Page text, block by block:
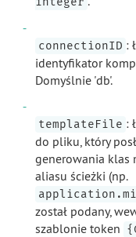
connectionID :
identyfikator
Domyślnie 'db'.
templateFile :
do pliku, który
generowania klas
aliasu ścieżki (np.
został podany,
szablonie token